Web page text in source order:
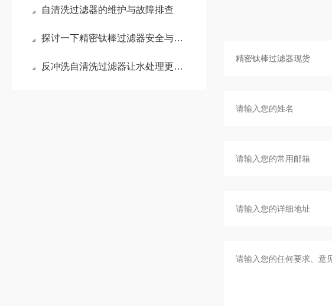
自清洗过滤器的维护与故障排查
探讨一下精密钛棒过滤器安全与维护
反冲洗自清洗过滤器让水处理更便捷高效